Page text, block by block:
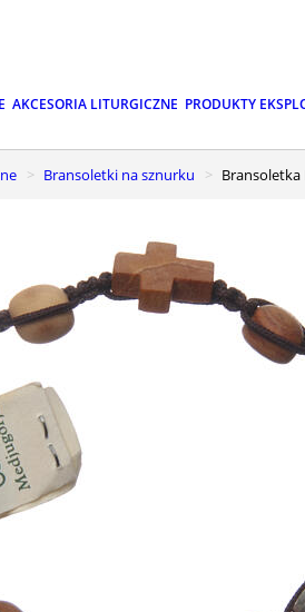
AKCESORIA LITURGICZNE PRODUKTY
Bransoletki na sznurku